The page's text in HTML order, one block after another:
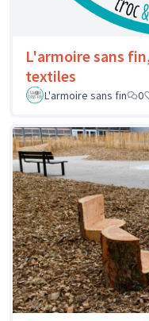
L'armoire sans
textiles
L'armoire sans fin
0